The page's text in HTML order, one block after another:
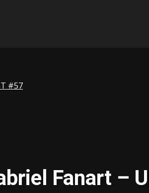
#57
Fanart –